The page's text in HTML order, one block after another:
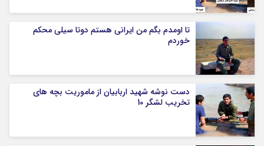
تا اومدم بگم من ایرانی هستم دوتا سیلی محکم
خوردم
دست نوشه شهید اربابیان از ماموریت بچه های
تخریب لشگر 10